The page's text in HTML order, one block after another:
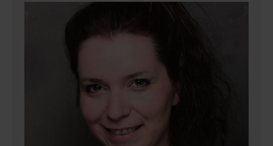
Wundversorgung.
führen Sie Kompressionstechniken durch.